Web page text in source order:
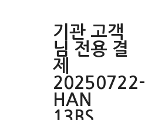
기관 고객
님 전용 결
제
20250722-
HAN